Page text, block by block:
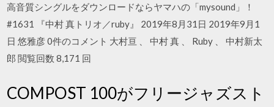
高音質シングルをダウンロードならヤマハの「mysound」！
#1631 『中村 真トリオ／ruby』 2019年8月31日 2019年9月1
日 悠雅彦 0件のコメント 大村亘 、 中村 真 、 Ruby 、 中村新太
郎 閲覧回数 8,171 回
COMPOST 100がフリージャズスト